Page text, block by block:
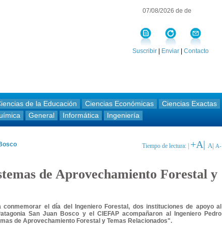
07/08/2026 de de
Suscribir Enviar Contacto
de la Educación Ciencias Económicas Ciencias Exactas
General Informática Ingeniería
Tiempo de lectura: | +A| A| A-
de Aprovechamiento Forestal y
el día del Ingeniero Forestal, dos instituciones de apoyo al
San Juan Bosco y el CIEFAP acompañaron al Ingeniero Pedro
de Aprovechamiento Forestal y Temas Relacionados".